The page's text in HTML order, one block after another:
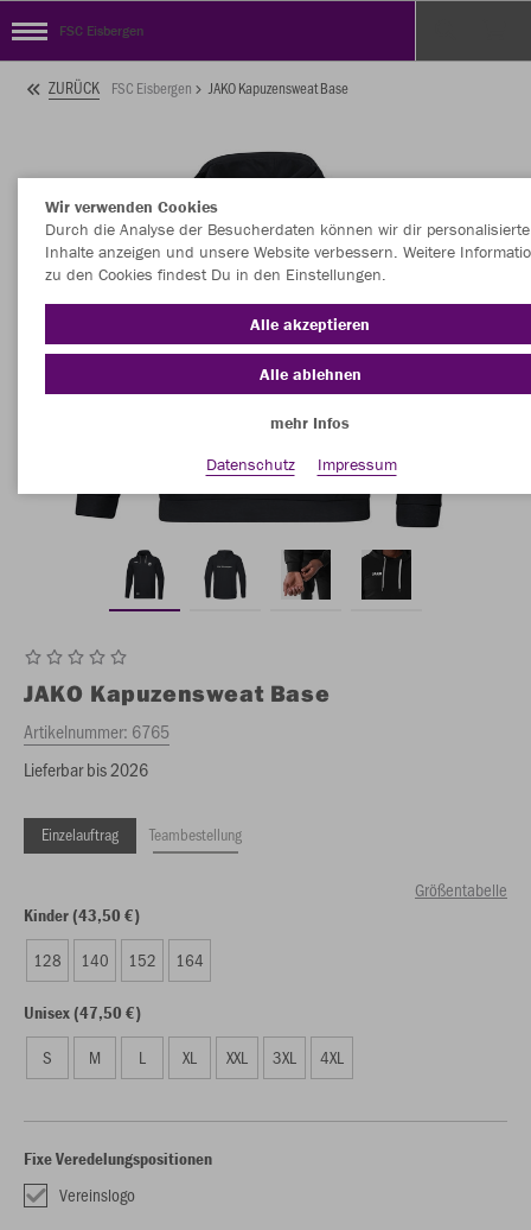
FSC Eisbergen
ZURÜCK FSC Eisbergen JAKO Kapuzensweat Base
JAKO Kapuzensweat Base
Artikelnummer: 6765
Lieferbar bis 2026
Einzelauftrag Teambestellung
Größentabelle
Kinder (43,50 €)
128 140 152 164
Unisex (47,50 €)
S M L XL XXL 3XL 4XL
Fixe Veredelungspositionen
Vereinslogo
Wir verwenden Cookies
Durch die Analyse der Besucherdaten können wir dir personalisierte
Inhalte anzeigen und unsere Website verbessern. Weitere
zu den Cookies findest Du in den Einstellungen.
Alle akzeptieren
Alle ablehnen
mehr Infos
Datenschutz
Impressum